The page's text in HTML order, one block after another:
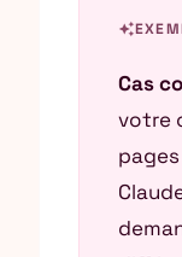
auto_awesome
Cas
votre